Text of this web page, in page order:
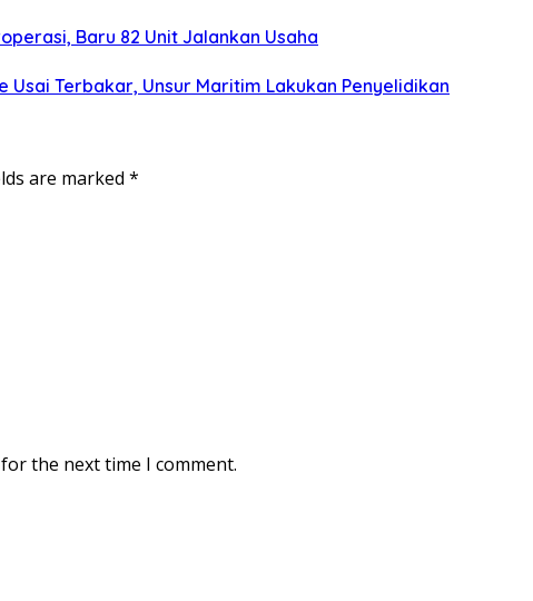
Baru 82 Unit Jalankan Usaha
Usai Terbakar, Unsur Maritim Lakukan Penyelidikan
are marked *
the next time I comment.